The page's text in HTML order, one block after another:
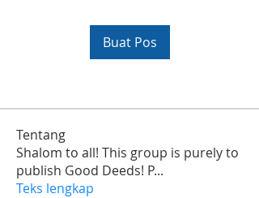
Buat Pos
Tentang
Shalom to all! This group is purely to
publish Good Deeds! P...
Teks lengkap